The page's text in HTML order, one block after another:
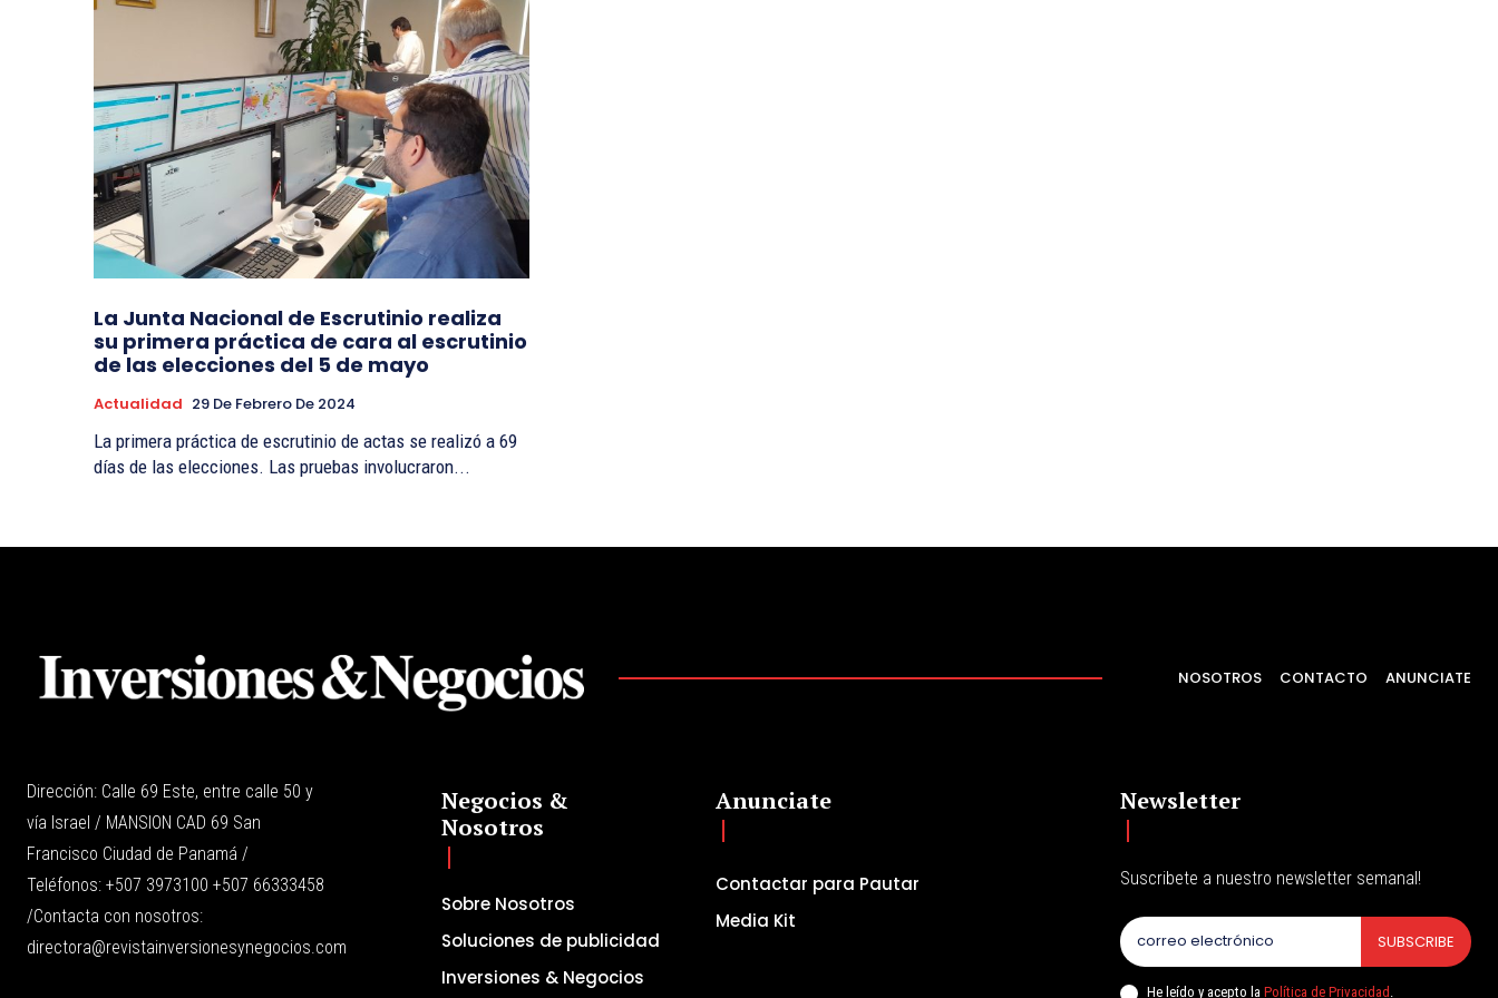
La Junta Nacional de Escrutinio realiza
su primera práctica de cara al escrutinio
de las elecciones del 5 de mayo
Actualidad 29 De Febrero De 2024
La primera práctica de escrutinio de actas se realizó a 69
días de las elecciones. Las pruebas involucraron...
NOSOTROS CONTACTO ANUNCIATE
Dirección: Calle 69 Este, entre calle 50 y
vía Israel / MANSION CAD 69 San
Francisco Ciudad de Panamá /
Teléfonos: +507 3973100 +507 66333458
/Contacta con nosotros:
directora@revistainversionesynegocios.com
Negocios &
Nosotros
Sobre Nosotros
Soluciones de publicidad
Inversiones & Negocios
Anunciate
Contactar para Pautar
Media Kit
Newsletter
Suscribete a nuestro newsletter semanal!
SUBSCRIBE
He leído y acepto laPolítica de Privacidad .